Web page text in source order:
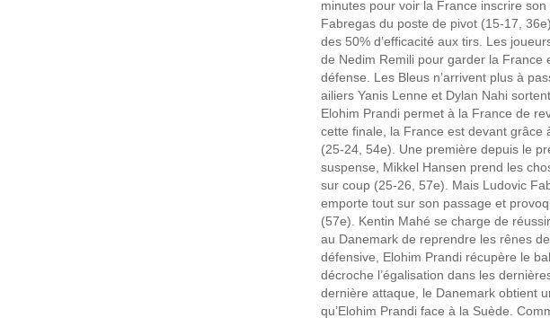
minutes pour voir la France inscrire
Fabregas du poste de pivot (15-17,
des 50% d’efficacité aux tirs. Les
de Nedim Remili pour garder la France
défense. Les Bleus n’arrivent plus à
ailiers Yanis Lenne et Dylan Nahi
Elohim Prandi permet à la France de
cette finale, la France est devant grâce
(25-24, 54e). Une première depuis le
suspense, Mikkel Hansen prend les
sur coup (25-26, 57e). Mais Ludovic
emporte tout sur son passage et
(57e). Kentin Mahé se charge de
au Danemark de reprendre les rênes
défensive, Elohim Prandi récupère le
décroche l’égalisation dans les
dernière attaque, le Danemark obtient
qu’Elohim Prandi face à la Suède.